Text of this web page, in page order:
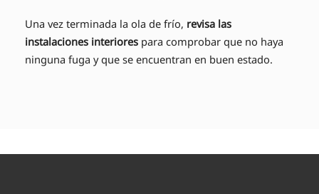
Una vez terminada la ola de frío, revisa las
instalaciones interiores para comprobar que no haya
ninguna fuga y que se encuentran en buen estado.